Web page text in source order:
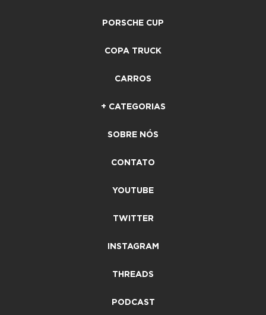
PORSCHE CUP
COPA TRUCK
CARROS
+ CATEGORIAS
SOBRE NÓS
CONTATO
YOUTUBE
TWITTER
INSTAGRAM
THREADS
PODCAST